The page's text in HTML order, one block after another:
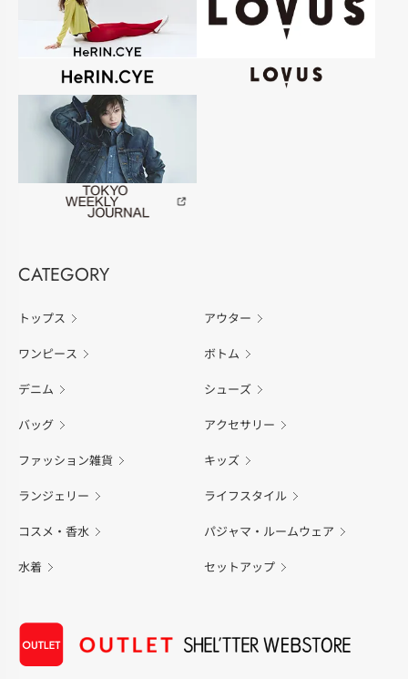
CATEGORY
トップス アウター
ワンピース ボトム
デニム シューズ
バッグ アクセサリー
ファッション雑貨 キッズ
ランジェリー ライフスタイル
コスメ・香水 パジャマ・ルームウェア
水着 セットアップ